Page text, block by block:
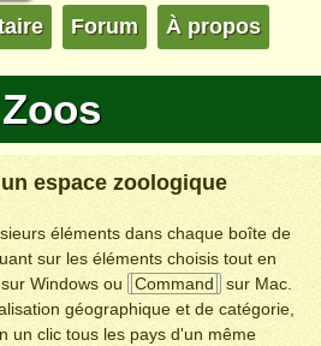
Forum À propos
Zoos
espace zoologique
éléments dans chaque boîte de
sur les éléments choisis tout en
sur Windows ou Command
sur Mac.
géographique et de catégorie,
un clic tous les pays d'un même